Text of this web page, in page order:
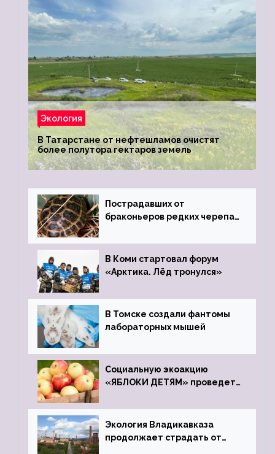
Экология
В Татарстане от нефтешламов очистят
более полутора гектаров земель
Пострадавших от
браконьеров редких черепах
зоопарк
В Коми стартовал форум
«Арктика. Лёд тронулся»
В Томске создали фантомы
лабораторных мышей
Социальную экоакцию
«ЯБЛОКИ ДЕТЯМ» проведет
Экология Владикавказа
продолжает страдать от